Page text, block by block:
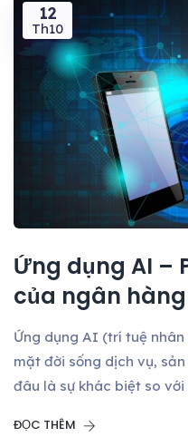
12
Th10
Ứng dụng AI –
của ngân
Ứng dụng AI (trí tuệ
mặt đời sống dịch vụ,
đâu là sự khác biệt so
ĐỌC THÊM